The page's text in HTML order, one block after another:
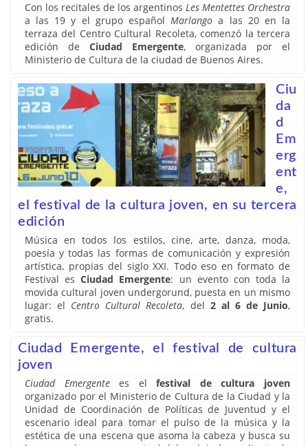
Con los recitales de los argentinos Les Mentettes Orchestra
a las 19 y el grupo españolMarlango a las 20 en la
terraza del Centro Cultural Recoleta, comenzó la tercera
edición de Ciudad Emergente, organizada por el
Ministerio de Cultura de la ciudad de Buenos Aires.
Ciu
da
d
Em
erg
ent
e,
el festival de la cultura joven, en su tercera
edición
Música en todos los estilos, cine, arte, danza, moda,
poesía y todas las formas de comunicación y expresión
artística, propias del siglo XXI. Todo eso en formato de
Festival esCiudad Emergente: un evento con toda la
movida cultural joven undergorund, puesta en un mismo
lugar: el Centro Cultural Recoleta, del 2 al 6 de Junio,
gratis.
Ciudad Emergente, el festival de cultura
joven
Ciudad Emergentees elfestival de cultura joven
organizado por el Ministerio de Cultura de la Ciudad y la
Unidad de Coordinación de Políticas de Juventud y el
escenario ideal para tomar el pulso de la música y la
estética de una escena que asoma la cabeza y busca su